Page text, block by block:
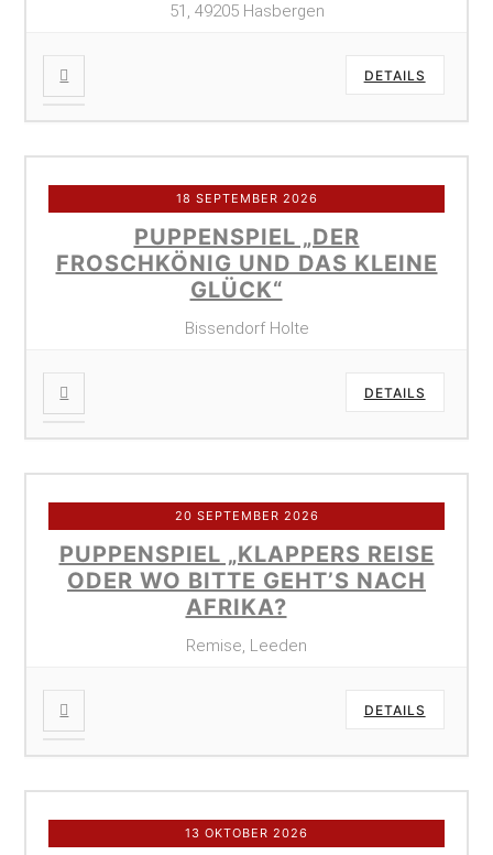
51, 49205 Hasbergen
DETAILS
18 SEPTEMBER 2026
PUPPENSPIEL „DER
FROSCHKÖNIG UND DAS KLEINE
GLÜCK“
Bissendorf Holte
DETAILS
20 SEPTEMBER 2026
PUPPENSPIEL „KLAPPERS REISE
ODER WO BITTE GEHT’S NACH
AFRIKA?
Remise, Leeden
DETAILS
13 OKTOBER 2026